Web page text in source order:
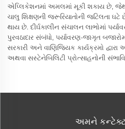
એપ્લિકેશનમાં અમલમાં મૂકી શકાય છે,
ચાલુ શિક્ષણની જરૂરિયાતોની જટિલતા ઘટે
થાય છે. દીર્ઘકાલીન સંચાલન લાભોમાં
પુરવઠાદાર સંબંધો, પર્યાવરણ-જાગૃત
સરકારી અને વાણિજ્યિક કાર્યક્રમો
અથવા સસ્ટેનેબિલિટી પ્રોત્સાહનોની
અમને કન્ટેક્ટ